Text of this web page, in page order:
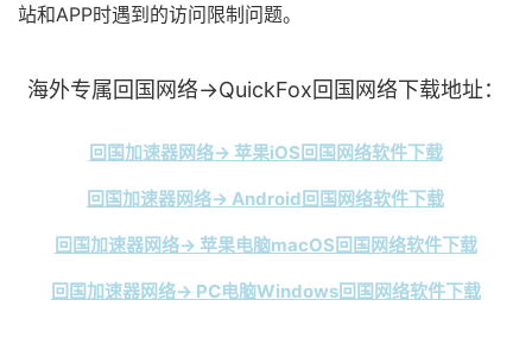
站和APP时遇到的访问限制问题。
海外专属回国网络→QuickFox回国网络下载地址：
回国加速器网络→ 苹果iOS回国网络软件下载
回国加速器网络→ Android回国网络软件下载
回国加速器网络→ 苹果电脑macOS回国网络软件下载
回国加速器网络→ PC电脑Windows回国网络软件下载